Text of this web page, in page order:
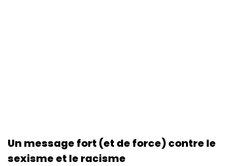
Un message fort (et de force) contre le
sexisme et le racisme